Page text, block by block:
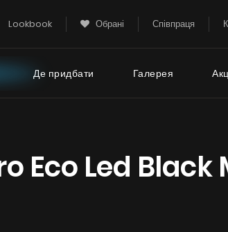
Lookbook Обрані Співпраця
FAQ
Де придбати Галерея
Eco Led Black